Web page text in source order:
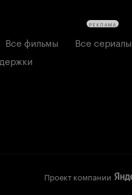
Все фильмы
Все сериалы
Проект компании
РЕКЛАМА